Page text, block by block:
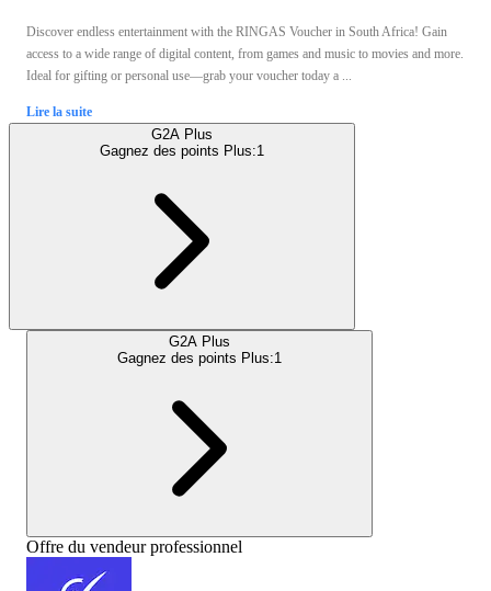
Discover endless entertainment with the RINGAS Voucher in South Africa! Gain
access to a wide range of digital content, from games and music to movies and more.
Ideal for gifting or personal use—grab your voucher today a ...
Lire la suite
G2A Plus
Gagnez des points Plus:1
G2A Plus
Gagnez des points Plus:1
Offre du vendeur professionnel